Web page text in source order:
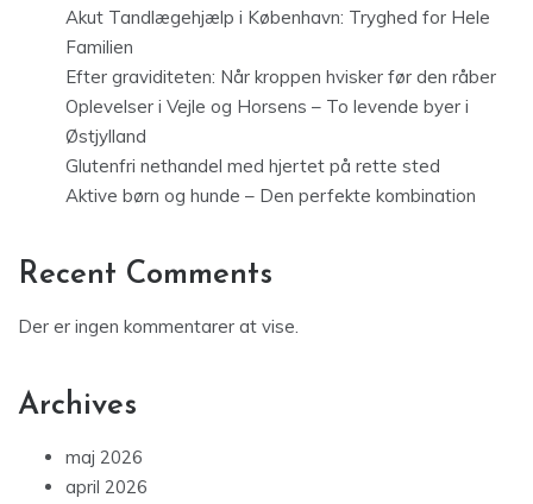
Akut Tandlægehjælp i København: Tryghed for Hele
Familien
Efter graviditeten: Når kroppen hvisker før den råber
Oplevelser i Vejle og Horsens – To levende byer i
Østjylland
Glutenfri nethandel med hjertet på rette sted
Aktive børn og hunde – Den perfekte kombination
Recent Comments
Der er ingen kommentarer at vise.
Archives
maj 2026
april 2026